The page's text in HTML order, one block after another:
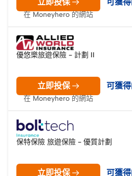
在 Moneyhero 的網站
優悠樂旅遊保險 - 計劃 II
可獲
立即投保
在 Moneyhero 的網站
保特保險 旅遊保險 - 優質計劃
可獲
立即投保